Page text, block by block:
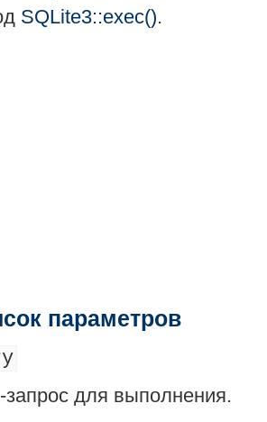
SQLite3::exec().
параметров
запрос для выполнения.